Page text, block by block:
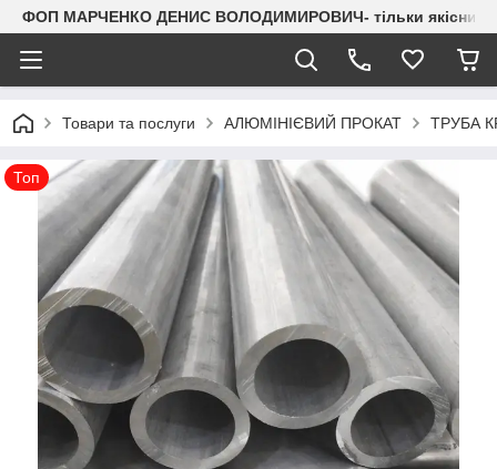
ФОП МАРЧЕНКО ДЕНИС ВОЛОДИМИРОВИЧ- тільки якісний
Товари та послуги АЛЮМІНІЄВИЙ ПРОКАТ ТРУБА
Топ